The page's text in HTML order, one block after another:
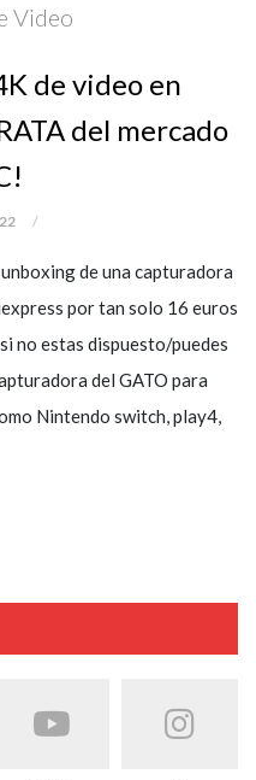
Video
de video en
del mercado
/
de una capturadora
por tan solo 16 euros
no estas dispuesto/puedes
del GATO para
Nintendo switch, play4,